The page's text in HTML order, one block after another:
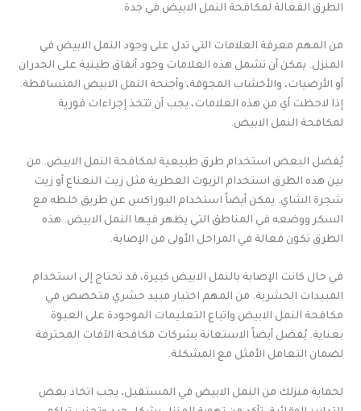
الطرق الفعالة لمكافحة النمل الابيض في جدة.
من المهم معرفة العلامات التي تدل على وجود النمل الابيض في
المنزل. يمكن أن تشمل هذه العلامات وجود أنفاق طينية على الجدران
أو الأرضيات، والأخشاب المجوفة، وأجنحة النمل الابيض المتساقطة.
إذا لاحظت أي من هذه العلامات، يجب أن تتخذ إجراءات فورية
لمكافحة النمل الابيض.
يُفضل البعض استخدام طرق طبيعية لمكافحة النمل الابيض. من
بين هذه الطرق استخدام الزيوت العطرية مثل زيت النعناع أو زيت
شجرة الشاي. يمكن أيضاً استخدام البوراكس عن طريق خلطه مع
السكر ووضعه في المناطق التي يظهر فيها النمل الابيض. هذه
الطرق تكون فعالة في المراحل الأولى من الإصابة.
في حال كانت الإصابة بالنمل الابيض كبيرة، قد تحتاج إلى استخدام
المبيدات الحشرية. من المهم اختيار مبيد حشري متخصص في
مكافحة النمل الابيض واتباع التعليمات الموجودة على العبوة
بعناية. يُفضل أيضاً الاستعانة بشركات مكافحة الآفات المحترفة
لضمان التعامل الأمثل مع المشكلة.
لحماية منزلك من النمل الابيض في المستقبل، يجب اتخاذ بعض